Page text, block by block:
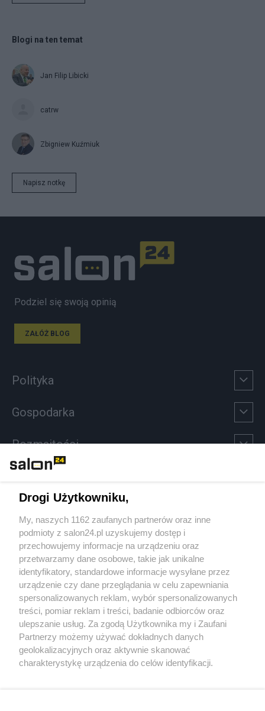
Blogi na ten temat
Jan Filip Libicki
catrw
Zbigniew Kuźmiuk
Napisz notkę
Podziel się swoją opinią
ZAŁÓŻ BLOG
Polityka
Gospodarka
Rozmaitości
Sport
Społeczeństwo
Kultura
X Facebook Instagram Youtube
Drogi Użytkowniku,
My, naszych 1162 zaufanych partnerów oraz inne
podmioty z salon24.pl uzyskujemy dostęp i
przechowujemy informacje na urządzeniu oraz
przetwarzamy dane osobowe, takie jak unikalne
identyfikatory, standardowe informacje wysyłane przez
urządzenie czy dane przeglądania w celu zapewniania
spersonalizowanych reklam, wybór spersonalizowanych
treści, pomiar reklam i treści, badanie odbiorców oraz
ulepszanie usług. Za zgodą Użytkownika my i Zaufani
Partnerzy możemy używać dokładnych danych
geolokalizacyjnych oraz aktywnie skanować
charakterystykę urządzenia do celów identyfikacji.